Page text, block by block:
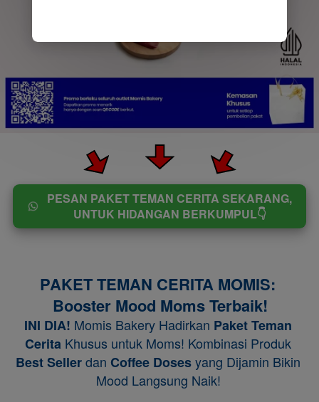
`
PESAN PAKET TEMAN CERITA SEKARANG,
UNTUK HIDANGAN BERKUMPUL👇
PAKET TEMAN CERITA MOMIS:
Booster Mood Moms Terbaik!
INI DIA! Momis Bakery Hadirkan Paket Teman
Cerita
Best Seller dan Coffee Doses yang Dijamin Bikin
Mood Langsung Naik!